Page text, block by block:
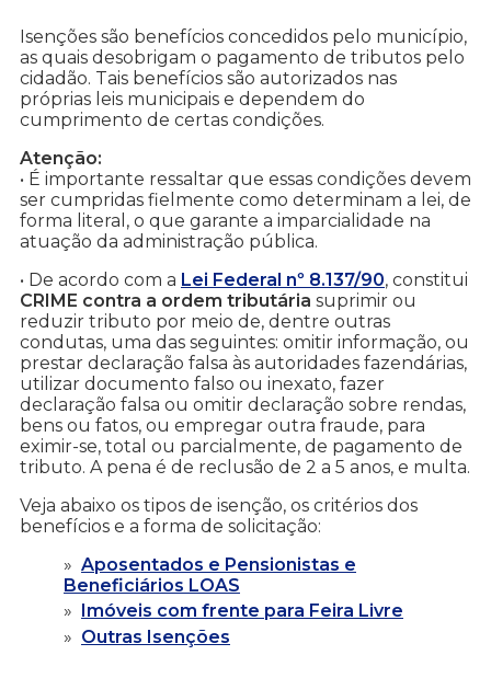
Isenções são benefícios concedidos pelo município,
as quais desobrigam o pagamento de tributos pelo
cidadão. Tais benefícios são autorizados nas
próprias leis municipais e dependem do
cumprimento de certas condições.
Atenção:
• É importante ressaltar que essas condições devem
ser cumpridas fielmente como determinam a lei, de
forma literal, o que garante a imparcialidade na
atuação da administração pública.
• De acordo com a Lei Federal nº 8.137/90, constitui
CRIME contra a ordem tributária suprimir ou
reduzir tributo por meio de, dentre outras
condutas, uma das seguintes: omitir informação, ou
prestar declaração falsa às autoridades fazendárias,
utilizar documento falso ou inexato, fazer
declaração falsa ou omitir declaração sobre rendas,
bens ou fatos, ou empregar outra fraude, para
eximir-se, total ou parcialmente, de pagamento de
tributo. A pena é de reclusão de 2 a 5 anos, e multa.
Veja abaixo os tipos de isenção, os critérios dos
benefícios e a forma de solicitação:
Aposentados e Pensionistas e
Beneficiários LOAS
Imóveis com frente para Feira Livre
Outras Isenções